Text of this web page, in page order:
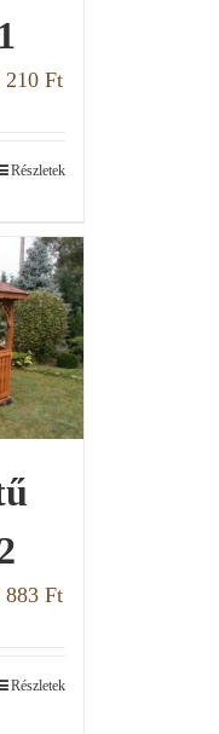
210 Ft
Részletek
883 Ft
Részletek